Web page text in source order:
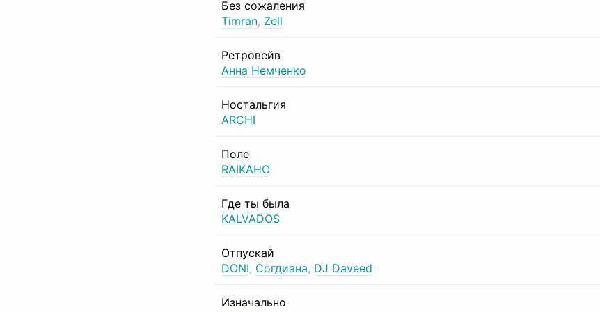
Без сожаления
Timran, Zell
Ретровейв
Анна Немченко
Ностальгия
ARCHI
Поле
RAIKAHO
Где ты была
KALVADOS
Отпускай
DONI, Согдиана, DJ Daveed
Изначально